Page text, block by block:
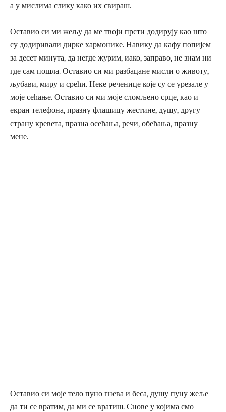
а у мислима слику како их свираш.
Оставио си ми жељу да ме твоји прсти додирују као што
су додиривали дирке хармонике. Навику да кафу попијем
за десет минута, да негде журим, иако, заправо, не знам ни
где сам пошла. Оставио си ми разбацане мисли о животу,
љубави, миру и срећи. Неке реченице које су се урезале у
моје сећање. Оставио си ми моје сломљено срце, као и
екран телефона, празну флашицу жестине, душу, другу
страну кревета, празна осећања, речи, обећања, празну
мене.
Оставио си моје тело пуно гнева и беса, душу пуну жеље
да ти се вратим, да ми се вратиш. Снове у којима смо